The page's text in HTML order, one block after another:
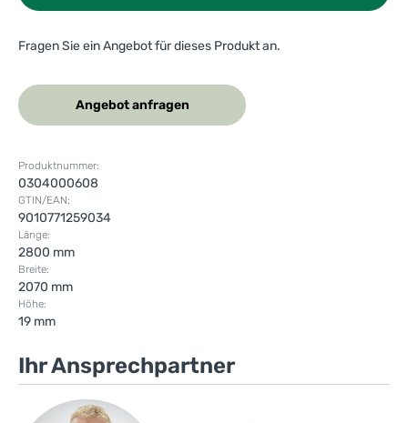
Fragen Sie ein Angebot für dieses Produkt an.
Angebot anfragen
Produktnummer:
0304000608
GTIN/EAN:
9010771259034
Länge:
2800 mm
Breite:
2070 mm
Höhe:
19 mm
Ihr Ansprechpartner